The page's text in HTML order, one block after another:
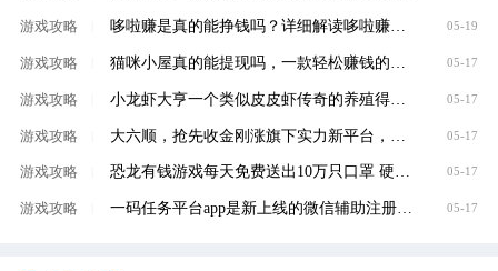
游戏攻略 哆啦赚是真的能挣钱吗？详细解读哆啦赚是不是 05-19
游戏攻略 05-17
游戏攻略 小龙虾大亨一个类似皮皮虾传奇的养殖得分红虾 05-17
游戏攻略 05-17
游戏攻略 恐龙有钱游戏每天免费送出10万只口罩 硬核回馈 05-17
游戏攻略 一码任务平台app是新上线的微信辅助注册赚钱平 05-17